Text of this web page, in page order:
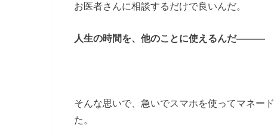
お医者さんに相談するだけで良いんだ。
人生の時間を、他のことに使えるんだ―――
そんな思いで、急いでスマホを使ってマネー
た。